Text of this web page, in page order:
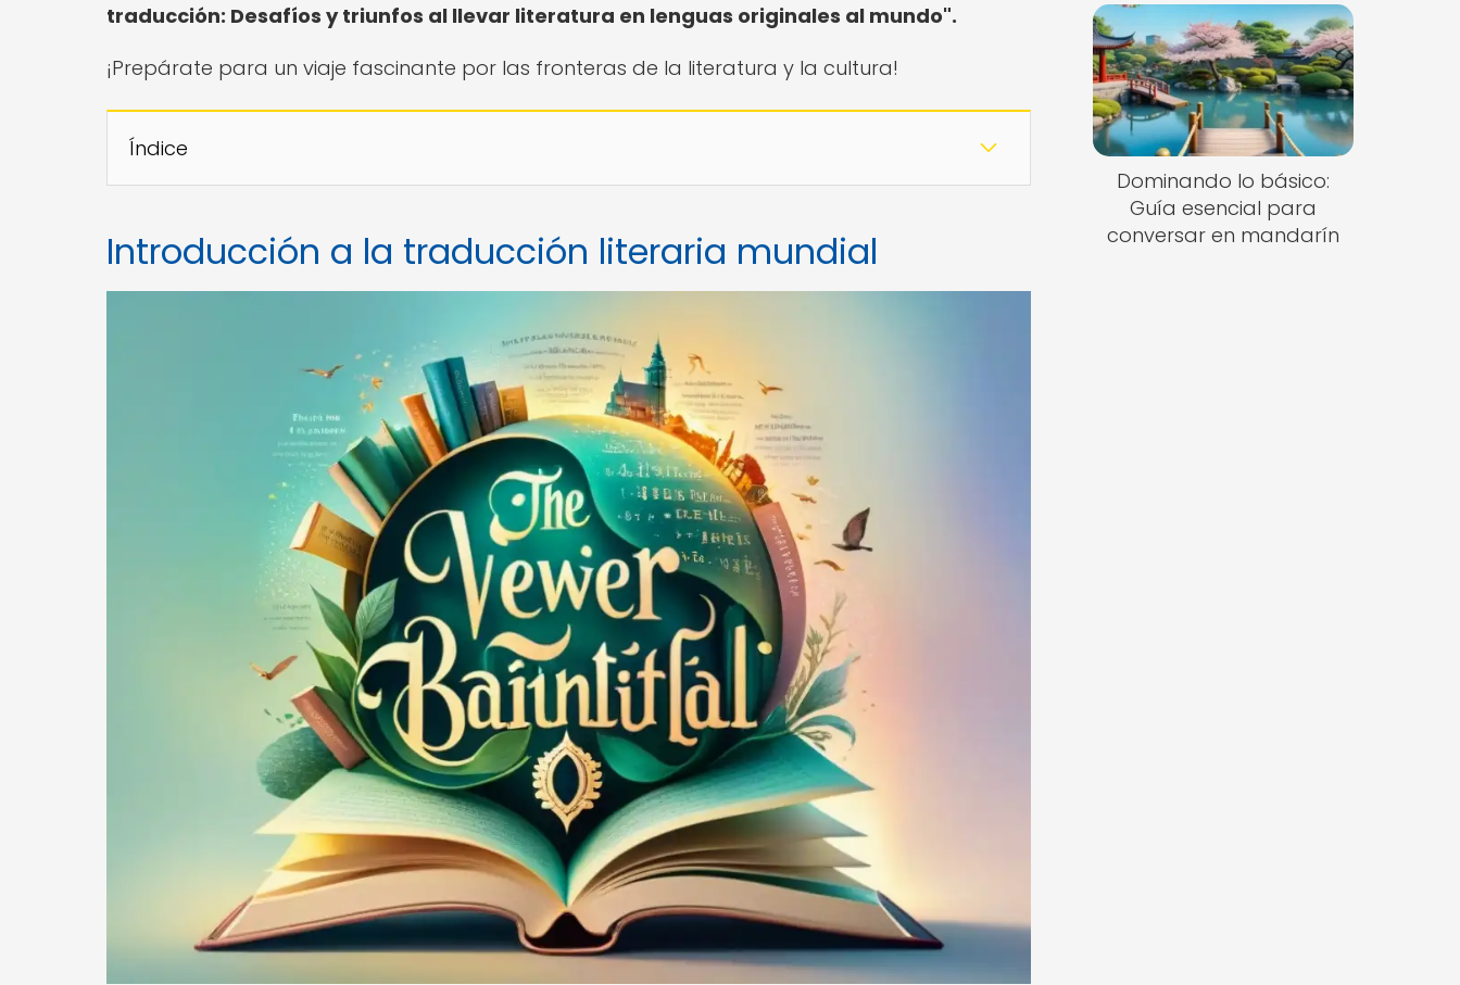
traducción: Desafíos y triunfos al llevar literatura en lenguas originales al mundo".
¡Prepárate para un viaje fascinante por las fronteras de la literatura y la cultura!
Índice
Introducción a la traducción literaria mundial
Dominando lo básico:
Guía esencial para
conversar en mandarín